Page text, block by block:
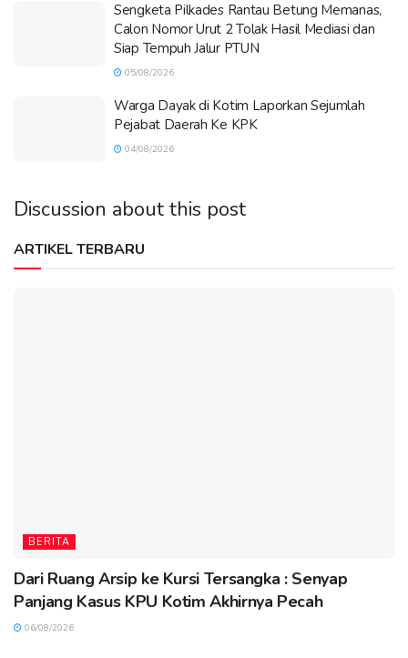
Sengketa Pilkades Rantau Betung Memanas,
Calon Nomor Urut 2 Tolak Hasil Mediasi dan
Siap Tempuh Jalur PTUN
05/08/2026
Warga Dayak di Kotim Laporkan Sejumlah
Pejabat Daerah Ke KPK
04/08/2026
Discussion about this post
ARTIKEL TERBARU
BERITA
Dari Ruang Arsip ke Kursi Tersangka : Senyap
Panjang Kasus KPU Kotim Akhirnya Pecah
06/08/2026